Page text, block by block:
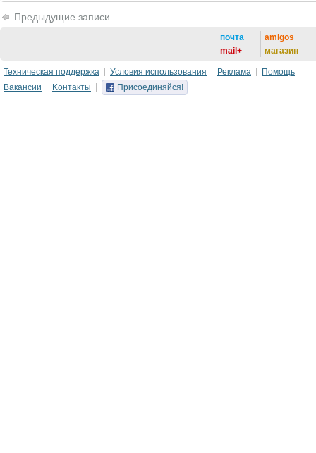
Предыдущие записи
почта
mail+
amigos
магазин
Техническая поддержка Условия использования Реклама
Помощь
Вакансии
Kонтакты Присоединяйся!